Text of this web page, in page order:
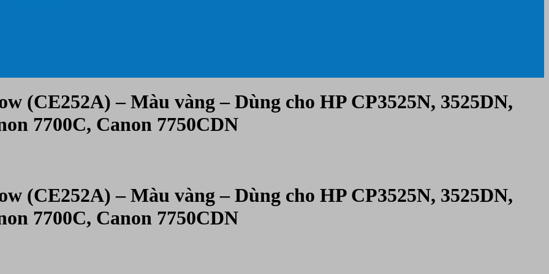
(CE252A) – Màu vàng – Dùng cho HP CP3525N, 3525DN,
7700C, Canon 7750CDN
(CE252A) – Màu vàng – Dùng cho HP CP3525N, 3525DN,
7700C, Canon 7750CDN